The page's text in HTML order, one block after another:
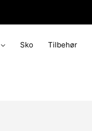
Sko Tilbehør